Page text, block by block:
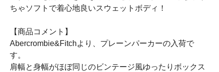
ちゃソフトで着心地良いスウェットボディ！
【商品コメント】
Abercrombie&Fitchより、プレーンパーカーの入荷で
す。
肩幅と身幅がほぼ同じのビンテージ風ゆったりボックス